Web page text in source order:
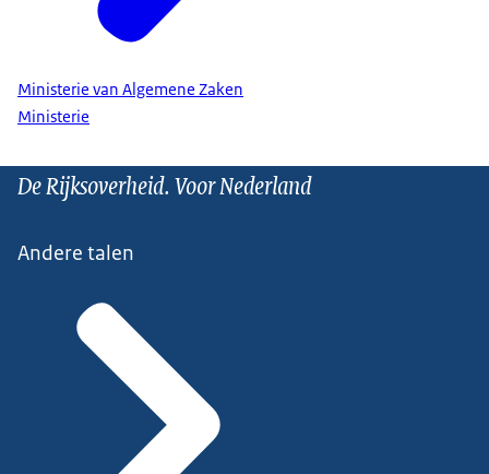
Ministerie van Algemene Zaken
Ministerie
De Rijksoverheid. Voor Nederland
Andere talen